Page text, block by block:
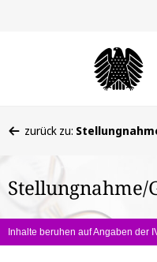
befinden
hier:
zurück zu:
Stellungnahme/
Inhalte beruhen auf Angaben der